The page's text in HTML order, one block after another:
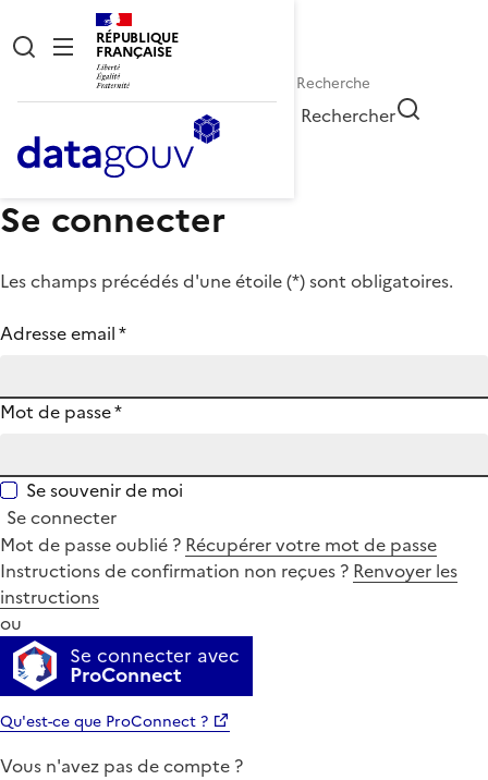
RÉPUBLIQUE
FRANÇAISE
Rechercher
Se connecter
Les champs précédés d'une étoile (*) sont obligatoires.
Adresse email*
Mot de passe*
Se souvenir de moi
Se connecter
Mot de passe oublié ? Récupérer votre mot de passe
Instructions de confirmation non reçues ? Renvoyer les
instructions
ou
Se connecter avec
ProConnect
Qu'est-ce que ProConnect ?
Vous n'avez pas de compte ?